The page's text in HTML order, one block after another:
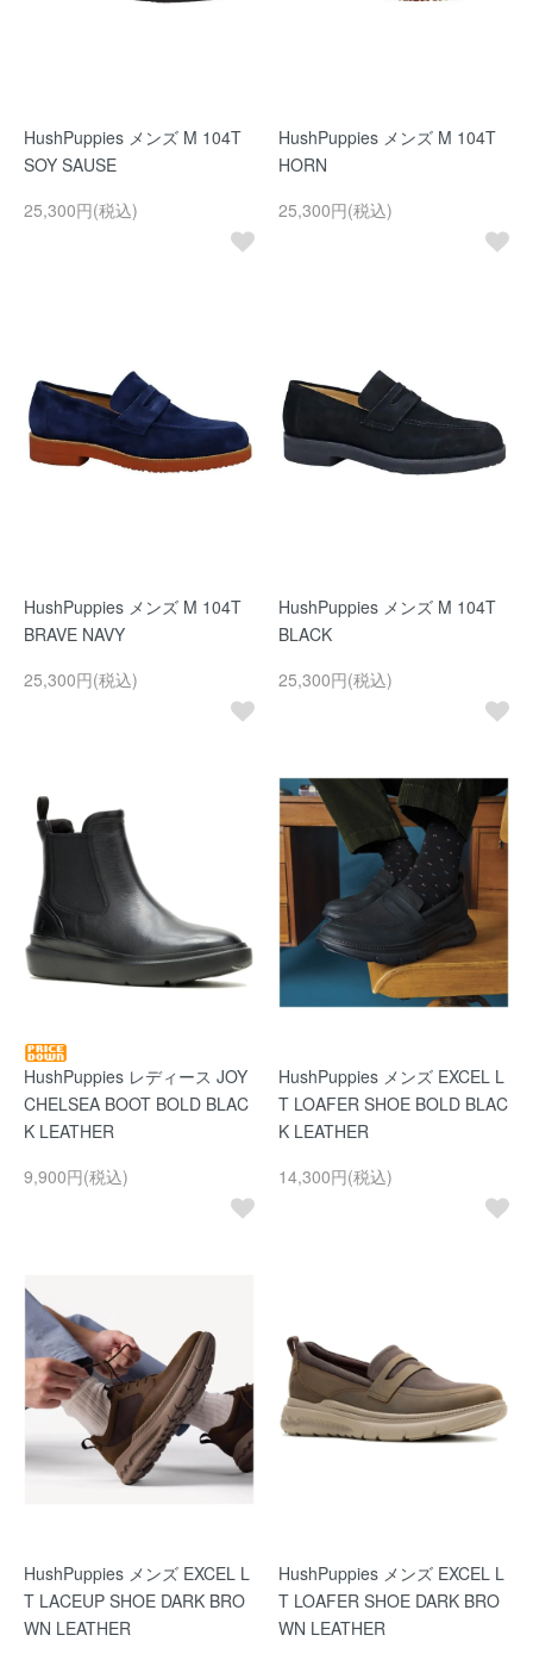
HushPuppies メンズ M 104T
SOY SAUSE
25,300円(税込)
HushPuppies メンズ M 104T
HORN
25,300円(税込)
HushPuppies メンズ M 104T
BRAVE NAVY
25,300円(税込)
HushPuppies メンズ M 104T
BLACK
25,300円(税込)
HushPuppies レディース JOY
CHELSEA BOOT BOLD BLAC
K LEATHER
9,900円(税込)
HushPuppies メンズ EXCEL L
T LOAFER SHOE BOLD BLAC
K LEATHER
14,300円(税込)
HushPuppies メンズ EXCEL L
T LACEUP SHOE DARK BRO
WN LEATHER
HushPuppies メンズ EXCEL L
T LOAFER SHOE DARK BRO
WN LEATHER